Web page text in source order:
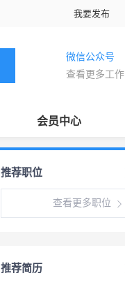
我要发布
微信公众号
查看更多工作
会员中心
推荐职位
查看更多职位
推荐简历